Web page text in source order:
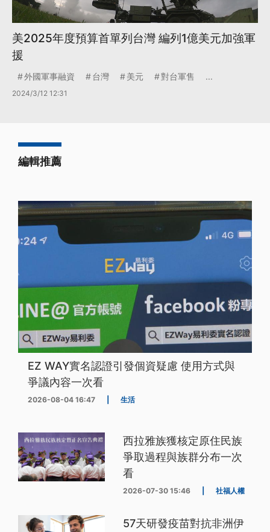
美2025年度預算首單列台灣 編列1億美元加強軍
援
外國軍事融資 台灣 美元 對台軍售 ...
2024/3/12 12:31
編輯推薦
EZ WAY實名認證引發個資疑慮 使用方式與
爭議內容一次看
2026-08-04 16:47 生活
西拉雅族獲核定原住民族
爭取過程與族群分布一次
看
2026-07-30 15:46 社福人權
57天研發疫苗對抗非洲伊